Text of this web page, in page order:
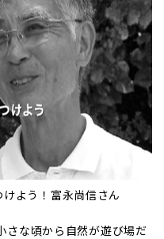
よう！富永尚信さん
さな頃から自然が遊び場だ